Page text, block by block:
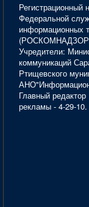
Федеральной
информационных
Учредители:
коммуникаций
Ртищевского
Главный
рекламы - 4-29-10.